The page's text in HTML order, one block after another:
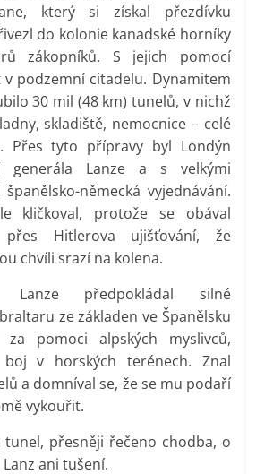
který si získal přezdívku
do kolonie kanadské horníky
zákopníků. S jejich pomocí
podzemní citadelu. Dynamitem
30 mil (48 km) tunelů, v nichž
skladiště, nemocnice – celé
Přes tyto přípravy byl Londýn
generála Lanze a s velkými
německá vyjednávání.
kličkoval, protože se obával
Hitlerova ujišťování, že
chvíli srazí na kolena.
Lanze předpokládal silné
ze základen ve Španělsku
pomoci alpských myslivců,
boj v horských terénech. Znal
a domníval se, že se mu podaří
vykouřit.
přesněji řečeno chodba, o
ani tušení.